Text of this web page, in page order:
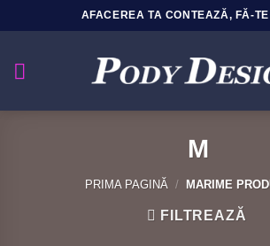
la
AFACEREA TA CONTEAZĂ, FĂ-
M
PRIMA PAGINĂ / MARIME
FILTREAZĂ